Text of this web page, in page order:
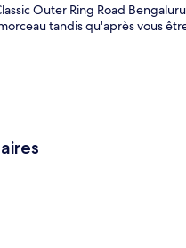
Outer Ring Road
tandis qu'après vous